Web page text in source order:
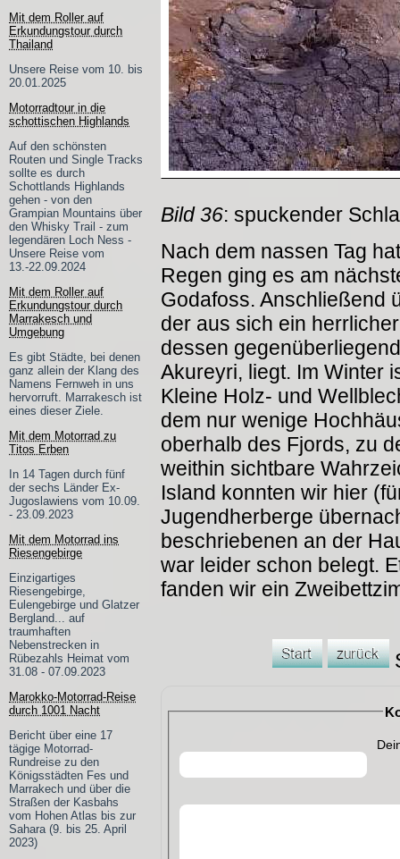
Mit dem Roller auf
Erkundungstour durch
Thailand
Unsere Reise vom 10. bis
20.01.2025
Motorradtour in die
schottischen Highlands
Auf den schönsten
Routen und Single Tracks
sollte es durch
Schottlands Highlands
gehen - von den
Grampian Mountains über
den Whisky Trail - zum
legendären Loch Ness -
Unsere Reise vom
13.-22.09.2024
Mit dem Roller auf
Erkundungstour durch
Marrakesch und
Umgebung
Es gibt Städte, bei denen
ganz allein der Klang des
Namens Fernweh in uns
hervorruft. Marrakesch ist
eines dieser Ziele.
Mit dem Motorrad zu
Titos Erben
In 14 Tagen durch fünf
der sechs Länder Ex-
Jugoslawiens vom 10.09.
- 23.09.2023
Mit dem Motorrad ins
Riesengebirge
Einzigartiges
Riesengebirge,
Eulengebirge und Glatzer
Bergland... auf
traumhaften
Nebenstrecken in
Rübezahls Heimat vom
31.08 - 07.09.2023
Marokko-Motorrad-Reise
durch 1001 Nacht
Bericht über eine 17
tägige Motorrad-
Rundreise zu den
Königsstädten Fes und
Marrakech und über die
Straßen der Kasbahs
vom Hohen Atlas bis zur
Sahara (9. bis 25. April
2023)
Bild 36: spuckender
Nach dem nassen Tag
Regen ging es am
Godafoss. Anschließend
der aus sich ein
dessen
Akureyri, liegt. Im Winter
Kleine Holz- und
dem nur wenige
oberhalb des Fjords, zu
weithin sichtbare
Island konnten wir hier
Jugendherberge
beschriebenen an der
war leider schon belegt.
fanden wir ein